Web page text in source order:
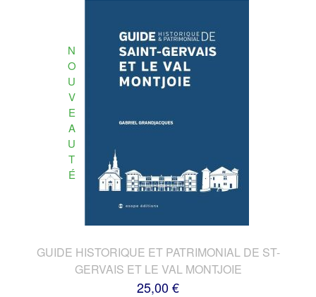
N
O
U
V
E
A
U
T
É
GUIDE HISTORIQUE ET PATRIMONIAL DE ST-
GERVAIS ET LE VAL MONTJOIE
25,00 €